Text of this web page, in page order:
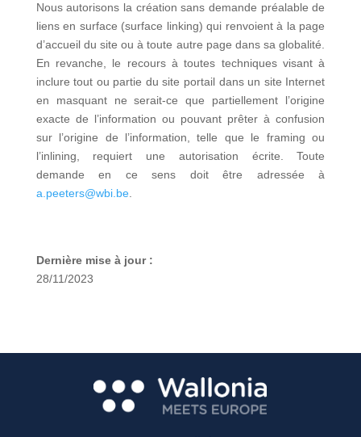
Nous autorisons la création sans demande préalable de
liens en surface (surface linking) qui renvoient à la page
d’accueil du site ou à toute autre page dans sa globalité.
En revanche, le recours à toutes techniques visant à
inclure tout ou partie du site portail dans un site Internet
en masquant ne serait-ce que partiellement l’origine
exacte de l’information ou pouvant prêter à confusion
sur l’origine de l’information, telle que le framing ou
l’inlining, requiert une autorisation écrite. Toute
demande en ce sens doit être adressée à
a.peeters@wbi.be.
Dernière mise à jour :
28/11/2023